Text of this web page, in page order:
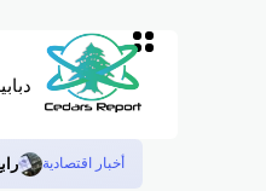
أخبار اقتصادية